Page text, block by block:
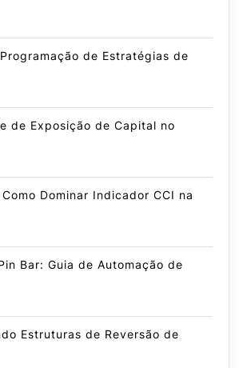
de Estratégias de
de Exposição de Capital no
Dominar Indicador CCI na
Bar: Guia de Automação de
Estruturas de Reversão de